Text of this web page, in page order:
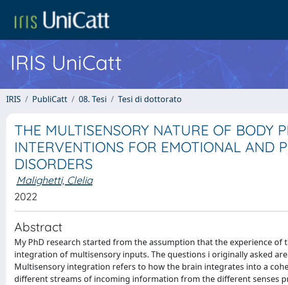
IRIS UniCatt
IRIS PubliCatt 08. Tesi Tesi di dottorato
THE MULTISENSORY NATURE OF BODY
INTERVENTIONS FOR EMOTIONAL AND
DISORDERS
Malighetti, Clelia
2022
Abstract
My PhD research started from the assumption that the experience
integration of multisensory inputs. The questions i originally asked
Multisensory integration refers to how the brain integrates into a
different streams of incoming information from the different senses